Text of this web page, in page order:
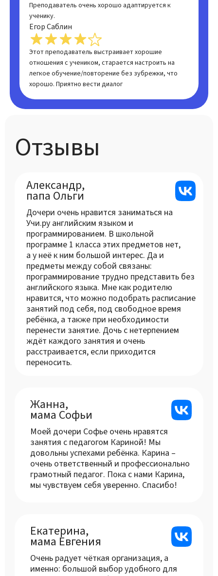
Преподаватель очень хорошо адаптируется к
ученику.
Егор Саблин
Этот преподаватель выстраивает хорошие
отношения с учеником, старается настроить на
легкое обучение/повторение без зубрежки, что
хорошо. Приятно вести диалог
Отзывы
Александр,
папа Ольги
Дочери очень нравится заниматься на
Учи.ру английским языком и
программированием. В школьной
программе 1 класса этих предметов нет,
а у неё к ним большой интерес. Да и
предметы между собой связаны:
программирование трудно представить без
английского языка. Мне как родителю
нравится, что можно подобрать расписание
занятий под себя, под свободное время
ребёнка, а также при необходимости
перенести занятие. Дочь с нетерпением
ждёт каждого занятия и очень
расстраивается, если приходится
переносить.
Жанна,
мама Софьи
Моей дочери Софье очень нравятся
занятия с педагогом Кариной! Мы
довольны успехами ребёнка. Карина –
очень ответственный и профессионально
грамотный педагог. Пока с нами Карина,
мы чувствуем себя уверенно. Спасибо!
Екатерина,
мама Евгения
Очень радует чёткая организация, а
именно: большой выбор удобного для